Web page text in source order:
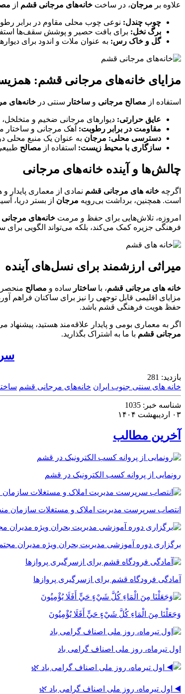
علاوه بر مرجان، در ساخت خانه‌های مرجانی قشم از
چوب چندل: نوعی چوب محلی مقاوم در برابر
برگ نخل: برای بافت حصیر و پوشش سقف‌ها
گل و خاک رس: به عنوان ملات و اندود برای
مزایای خانه‌های مرجانی قشم:
استفاده از مصالح مرجانی و ساختار سنتی در خانه‌های
عایق حرارتی: دیوارهای مرجانی ضخیم و
مقاومت در برابر رطوبت: آهک مرجانی و ساختار
دسترسی محلی: مرجان به عنوان یک منبع محلی
سازگاری با محیط زیست: استفاده از مصالح
چالش‌ها و آینده خانه‌های مرجانی
اگرچه خانه‌ های مرجانی قشم نمادی از معماری پایدار
است. همچنین، برداشت بی‌رویه مرجان از بستر دریا،
امروزه، تلاش‌هایی برای حفظ و مرمت خانه‌های مرجانی
فرهنگی جزیره کمک می‌کند، بلکه می‌تواند الگویی
میراثی ارزشمند برای نسل‌های آینده
خانه‌ های مرجانی قشم، با ساختار ساده و مصالح
مزایای اقلیمی قابل توجهی را نیز برای ساکنان فراهم
حفظ هویت فرهنگی قشم باشد.
اگر به معماری بومی و پایدار علاقه‌مند هستید،
مرجانی قشم با ما به اشتراک بگذارید.
بازدید: 281
خانه های سنتی جنوب ایران خانه‌های مرجانی قشم
شناسه خبر:
۰۳ اردیبهشت ۱۴۰۴
آخرین مطالب
رونمایی از پروانه کسب الکترونیک در قشم
انتصاب سرپرست مدیریت املاک و مستغلات سازمان
برگزاری دوره آموزشی مدیریت بحران ویژه مدیران
آمادگی فرودگاه قشم برای ازسرگیری پروازها
وَجَعَلْنَا مِنَ الْمَاءِ كُلَّ شَيْءٍ حَيٍّ أَفَلَا يُؤْمِنُونَ
اول تیرماه، روز ملی اصناف گرامی باد
◀️ اول تیرماه، روز ملی اصناف گرامی باد 🌿